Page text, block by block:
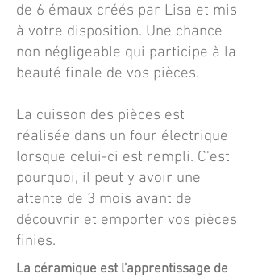
de 6 émaux créés par Lisa et mis
à votre disposition. Une chance
non négligeable qui participe à la
beauté finale de vos pièces.
La cuisson des pièces est
réalisée dans un four électrique
lorsque celui-ci est rempli. C'est
pourquoi, il peut y avoir une
attente de 3 mois avant de
découvrir et emporter vos pièces
finies.
La céramique est l'apprentissage de